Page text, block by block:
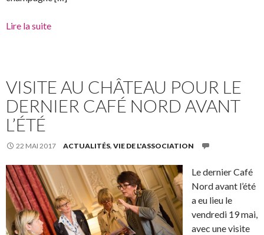
Lire la suite
VISITE AU CHÂTEAU POUR LE
DERNIER CAFÉ NORD AVANT
L’ÉTÉ
22 MAI 2017 ACTUALITÉS, VIE DE L'ASSOCIATION
Le dernier Café
Nord avant l’été
a eu lieu le
vendredi 19 mai,
avec une visite